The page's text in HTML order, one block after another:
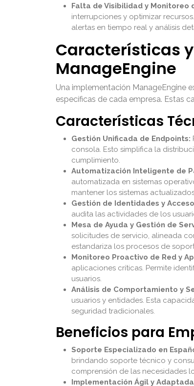
Falta de Visibilidad y Monitoreo
interrupciones y optimizar
alertas en tiempo real y análisis
Características
ManageEngine
Una implementación ManageEngine
específicas de cada empresa. Estas
Características
Gestión Unificada de Endpoints:
consola. Esto simplifica la
cumplimiento.
Automatización Inteligente de
automatizada en sistemas
mantener los sistemas
Gestión de Identidades y
audita las actividades de los
Mesa de Ayuda y Gestión de
solicitudes de servicio, alineada
estandariza los procesos de
Monitoreo Proactivo de Red y
aplicaciones críticas. Permite
usuarios.
Análisis de Comportamiento y
usuarios y entidades. Esta
seguridad tradicionales.
Beneficios para
Soporte Especializado en
brindando soporte técnico y
comprensión de las necesidades
Implementación Ágil y